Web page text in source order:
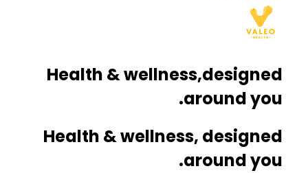
Health & wellness,designed
around you.
Health & wellness, designed
around you.